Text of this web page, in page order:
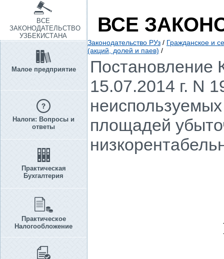
ВСЕ
ЗАКОНОДАТЕЛЬСТВО
УЗБЕКИСТАНА
Малое предприятие
Налоги: Вопросы и
ответы
Практическая
Бухгалтерия
Практическое
Налогообложение
ВСЕ
Законодательство РУз / Гражданское и
(акций, долей и паев) /
Постановление
15.07.2014 г. N
площадей